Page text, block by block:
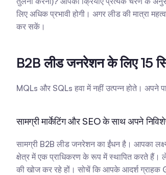
लिए अधिक प्रभावी होगी। अगर लीड की मात्रा
कर सकें।
B2B लीड जनरेशन के लिए 15
MQLs और SQLs हवा में नहीं उत्पन्न होते। अपने
सामग्री मार्केटिंग और SEO के साथ अपने
सामग्री B2B लीड जनरेशन का ईंधन है। आपका
क्षेत्र में एक प्राधिकरण के रूप में स्थापित करते हैं।
की खोज कर रहे हों। सोचें कि आपके आदर्श ग्राहक